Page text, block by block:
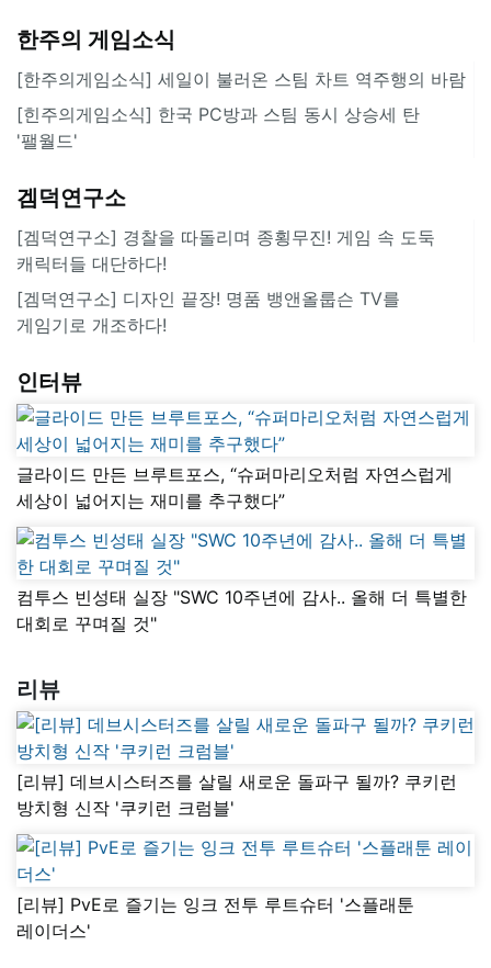
한주의 게임소식
[한주의게임소식] 세일이 불러온 스팀 차트 역주행의 바람
[힌주의게임소식] 한국 PC방과 스팀 동시 상승세 탄
'팰월드'
겜덕연구소
[겜덕연구소] 경찰을 따돌리며 종횡무진! 게임 속 도둑
캐릭터들 대단하다!
[겜덕연구소] 디자인 끝장! 명품 뱅앤올룹슨 TV를
게임기로 개조하다!
인터뷰
글라이드 만든 브루트포스, “슈퍼마리오처럼 자연스럽게
세상이 넓어지는 재미를 추구했다”
컴투스 빈성태 실장 "SWC 10주년에 감사.. 올해 더 특별한
대회로 꾸며질 것"
리뷰
[리뷰] 데브시스터즈를 살릴 새로운 돌파구 될까? 쿠키런
방치형 신작 '쿠키런 크럼블'
[리뷰] PvE로 즐기는 잉크 전투 루트슈터 '스플래툰
레이더스'